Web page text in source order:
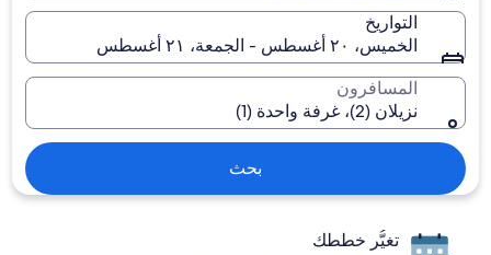
التواريخ
الخميس، ٢٠ أغسطس - الجمعة، ٢١ أغسطس
المسافرون
نزيلان (2)، غرفة واحدة (1)
بحث
تغيُّر خططك